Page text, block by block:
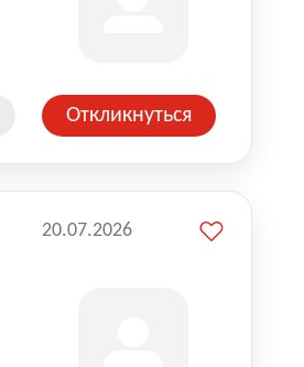
Откликнуться
20.07.2026